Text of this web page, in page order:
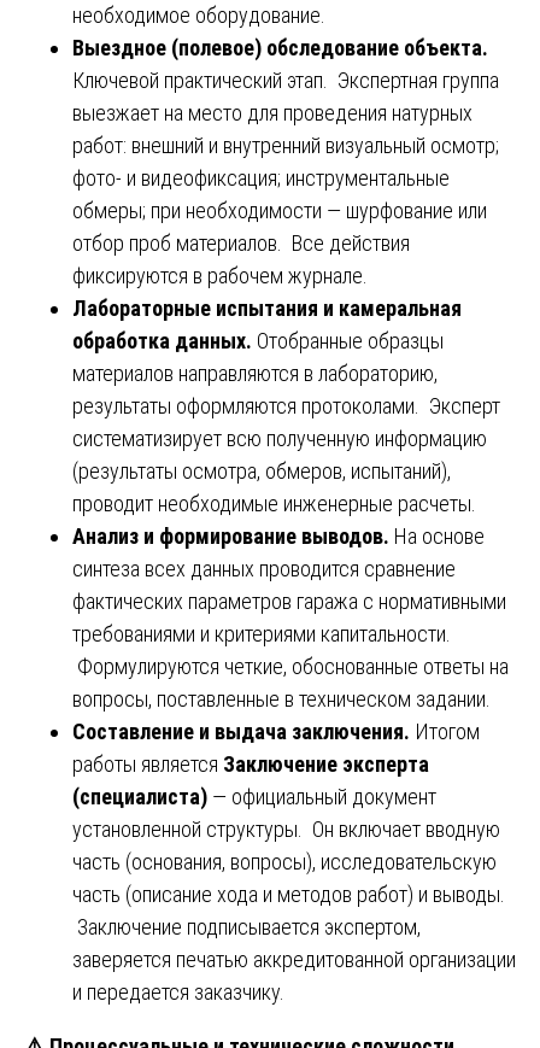
необходимое оборудование.
Выездное (полевое) обследование объекта.
Ключевой практический этап. Экспертная группа
выезжает на место для проведения натурных
работ: внешний и внутренний визуальный осмотр;
фото- и видеофиксация; инструментальные
обмеры; при необходимости — шурфование или
отбор проб материалов. Все действия
фиксируются в рабочем журнале.
Лабораторные испытания и камеральная
обработка данных. Отобранные образцы
материалов направляются в лабораторию,
результаты оформляются протоколами. Эксперт
систематизирует всю полученную информацию
(результаты осмотра, обмеров, испытаний),
проводит необходимые инженерные расчеты.
Анализ и формирование выводов. На основе
синтеза всех данных проводится сравнение
фактических параметров гаража с нормативными
требованиями и критериями капитальности.
Формулируются четкие, обоснованные ответы на
вопросы, поставленные в техническом задании.
Составление и выдача заключения. Итогом
работы является Заключение эксперта
(специалиста) — официальный документ
установленной структуры. Он включает вводную
часть (основания, вопросы), исследовательскую
часть (описание хода и методов работ) и выводы.
Заключение подписывается экспертом,
заверяется печатью аккредитованной организации
и передается заказчику.